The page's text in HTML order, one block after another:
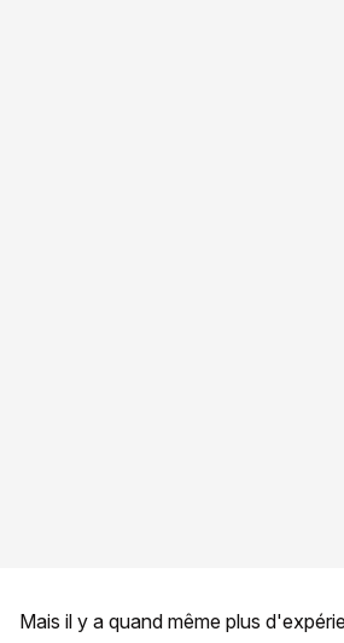
Mais il y a quand même plus